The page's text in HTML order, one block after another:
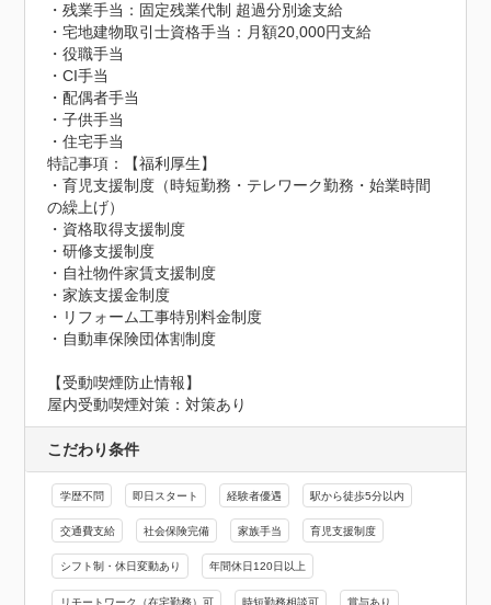
・残業手当：固定残業代制 超過分別途支給
・宅地建物取引士資格手当：月額20,000円支給
・役職手当
・CI手当
・配偶者手当
・子供手当
・住宅手当
特記事項：【福利厚生】
・育児支援制度（時短勤務・テレワーク勤務・始業時間
の繰上げ）
・資格取得支援制度
・研修支援制度
・自社物件家賃支援制度
・家族支援金制度
・リフォーム工事特別料金制度
・自動車保険団体割制度
【受動喫煙防止情報】
屋内受動喫煙対策：対策あり
こだわり条件
学歴不問 即日スタート 経験者優遇 駅から徒歩5分以内
交通費支給 社会保険完備 家族手当 育児支援制度
シフト制・休日変動あり 年間休日120日以上
リモートワーク（在宅勤務）可 時短勤務相談可 賞与あり